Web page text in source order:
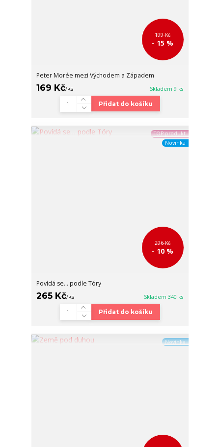
199 Kč
- 15 %
Peter Morée mezi Východem a Západem
169 Kč/ks Skladem 9 ks
Přidat do košíku
TOP produkt
Novinka
296 Kč
- 10 %
Povídá se… podle Tóry
265 Kč/ks Skladem 340 ks
Přidat do košíku
Novinka